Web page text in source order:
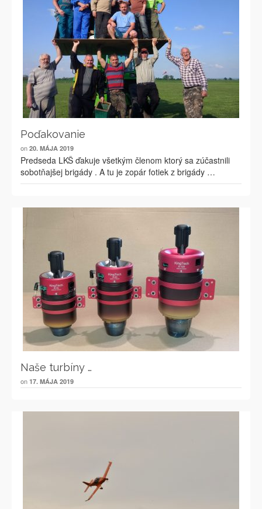
Poďakovanie
on 20. MÁJA 2019
Predseda LKŠ ďakuje všetkým členom ktorý sa zúčastnili
sobotňajšej brigády . A tu je zopár fotiek z brigády …
Naše turbíny …
on 17. MÁJA 2019